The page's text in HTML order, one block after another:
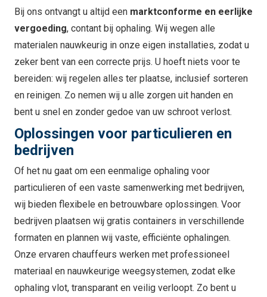
Bij ons ontvangt u altijd een marktconforme en eerlijke
vergoeding, contant bij ophaling. Wij wegen alle
materialen nauwkeurig in onze eigen installaties, zodat u
zeker bent van een correcte prijs. U hoeft niets voor te
bereiden: wij regelen alles ter plaatse, inclusief sorteren
en reinigen. Zo nemen wij u alle zorgen uit handen en
bent u snel en zonder gedoe van uw schroot verlost.
Oplossingen voor particulieren en
bedrijven
Of het nu gaat om een eenmalige ophaling voor
particulieren of een vaste samenwerking met bedrijven,
wij bieden flexibele en betrouwbare oplossingen. Voor
bedrijven plaatsen wij gratis containers in verschillende
formaten en plannen wij vaste, efficiënte ophalingen.
Onze ervaren chauffeurs werken met professioneel
materiaal en nauwkeurige weegsystemen, zodat elke
ophaling vlot, transparant en veilig verloopt. Zo bent u